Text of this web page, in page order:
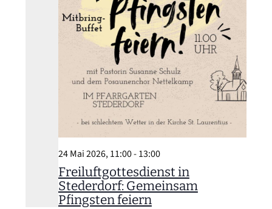
Freiluftgottesdienst in
Stederdorf: Gemeinsam
Pfingsten feiern
24 Mai 2026, 11:00-13:00